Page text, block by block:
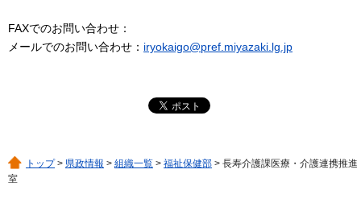
FAXでのお問い合わせ：
メールでのお問い合わせ： iryokaigo@pref.miyazaki.lg.jp
トップ> 県政情報 > 組織一覧 > 福祉保健部 > 長寿介護課医療・介護連携推進
室